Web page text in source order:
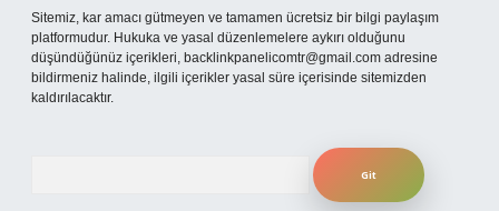
Sitemiz, kar amacı gütmeyen ve tamamen ücretsiz bir bilgi paylaşım
platformudur. Hukuka ve yasal düzenlemelere aykırı olduğunu
düşündüğünüz içerikleri, backlinkpanelicomtr@gmail.com adresine
bildirmeniz halinde, ilgili içerikler yasal süre içerisinde sitemizden
kaldırılacaktır.